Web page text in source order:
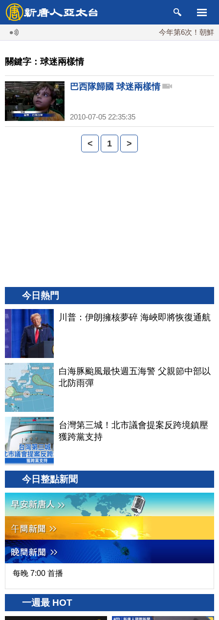
今年第6次！朝鮮
關鍵字：球迷兩樣情
巴西隊歸國 球迷兩樣情
2010-07-05 22:35:35
< 1 >
今日熱門
川普：伊朗擁核夢碎 海峽即將恢復通航
白海豚颱風最快週五海警 父親節中部以
北防雨彈
台灣第三城！北市議會提案反跨境鎮壓
獲跨黨支持
今日整點新聞
每晚 7:00 首播
一週最 HOT